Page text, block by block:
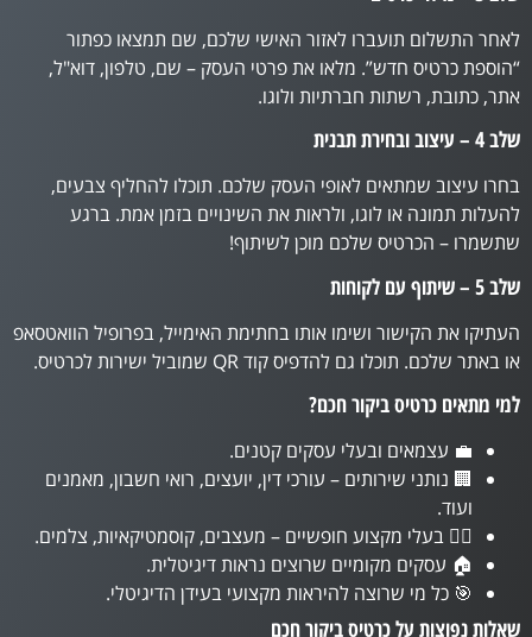
לאחר התשלום תועברו לאזור האישי שלכם, שם תמצאו כפתור
“הוספת כרטיס חדש”. מלאו את פרטי העסק – שם, טלפון, דוא"ל,
אתר, כתובת, רשתות חברתיות ולוגו.
שלב 4 – עיצוב ובחירת תבנית
בחרו עיצוב שמתאים לאופי העסק שלכם. תוכלו להחליף צבעים,
להעלות תמונה או לוגו, ולראות את השינויים בזמן אמת. ברגע
שתשמרו – הכרטיס שלכם מוכן לשיתוף!
שלב 5 – שיתוף עם לקוחות
העתיקו את הקישור ושימו אותו בחתימת האימייל, בפרופיל הוואטסאפ
או באתר שלכם. תוכלו גם להדפיס קוד QR שמוביל ישירות לכרטיס.
למי מתאים כרטיס ביקור חכם?
💼 עצמאים ובעלי עסקים קטנים.
🏢 נותני שירותים – עורכי דין, יועצים, רואי חשבון, מאמנים
ועוד.
💇‍♀️ בעלי מקצוע חופשיים – מעצבים, קוסמטיקאיות, צלמים.
🏠 עסקים מקומיים שרוצים נראות דיגיטלית.
🎯 כל מי שרוצה להיראות מקצועי בעידן הדיגיטלי.
שאלות נפוצות על כרטיס ביקור חכם